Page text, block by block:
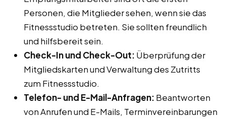
Personen, die Mitglieder sehen, wenn sie das
Fitnessstudio betreten. Sie sollten freundlich
und hilfsbereit sein.
Check-In und Check-Out: Überprüfung der
Mitgliedskarten und Verwaltung des Zutritts
zum Fitnessstudio.
Telefon- und E-Mail-Anfragen: Beantworten
von Anrufen und E-Mails, Terminvereinbarungen